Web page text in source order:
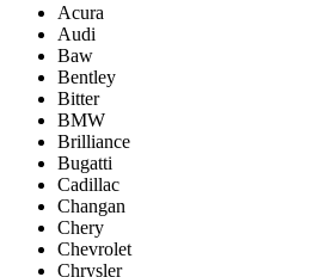
Acura
Audi
Baw
Bentley
Bitter
BMW
Brilliance
Bugatti
Cadillac
Changan
Chery
Chevrolet
Chrysler